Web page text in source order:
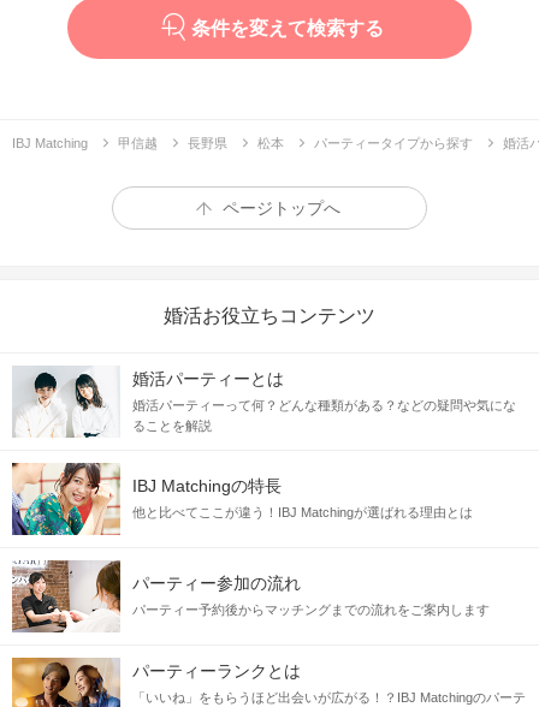
条件を変えて検索する
IBJ Matching 甲信越 長野県 松本 パーティータイプから探す 婚活
ページトップへ
婚活お役立ちコンテンツ
婚活パーティーとは
婚活パーティーって何？どんな種類がある？などの疑問や気にな
ることを解説
IBJ Matchingの特長
他と比べてここが違う！IBJ Matchingが選ばれる理由とは
パーティー参加の流れ
パーティー予約後からマッチングまでの流れをご案内します
パーティーランクとは
「いいね」をもらうほど出会いが広がる！？IBJ Matchingのパーテ